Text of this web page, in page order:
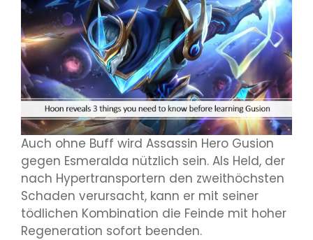
Auch ohne Buff wird Assassin Hero Gusion
gegen Esmeralda nützlich sein. Als Held, der
nach Hypertransportern den zweithöchsten
Schaden verursacht, kann er mit seiner
tödlichen Kombination die Feinde mit hoher
Regeneration sofort beenden.